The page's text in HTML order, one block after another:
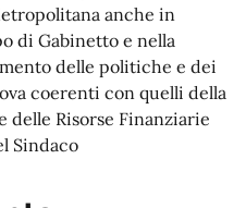
anche in
di Gabinetto e nella
delle politiche e dei
coerenti con quelli della
delle Risorse Finanziarie
Sindaco